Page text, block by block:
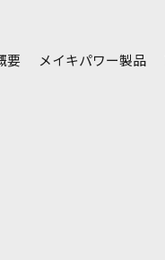
要 メイキパワー製品